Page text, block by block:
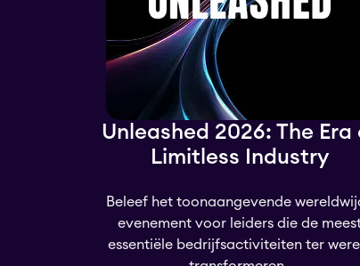
Unleashed 2026: The Era
Limitless Industry
Beleef het toonaangevende
evenement voor leiders die de
essentiële bedrijfsactiviteiten ter